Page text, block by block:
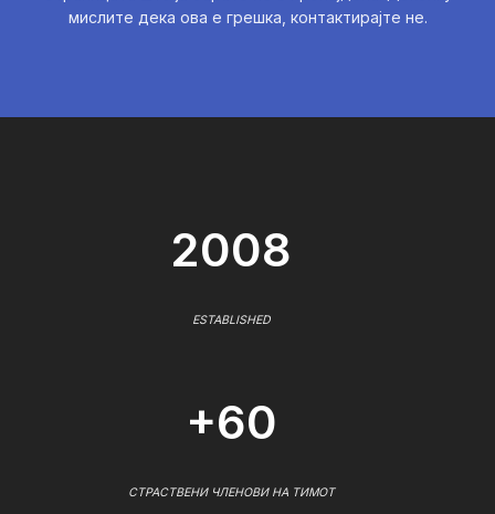
мислите дека ова е грешка, контактирајте не.
2008
ESTABLISHED
+60
СТРАСТВЕНИ ЧЛЕНОВИ НА ТИМОТ